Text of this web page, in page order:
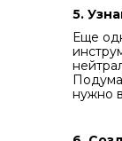
5.
Еще
нужно